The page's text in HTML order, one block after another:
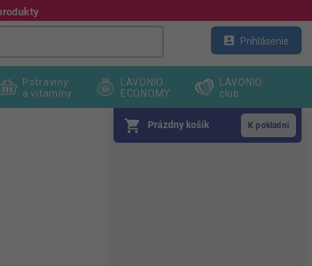
Prihlásenie
Prázdny košík
Potraviny
a vitamíny
LAVONIO
ECONOMY
LAVONIO
club